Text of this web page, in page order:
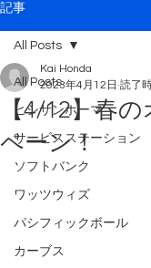
記事
All Posts
ヒシサンホーマ
サービスステーション
ソフトバンク
ワッツウィズ
パシフィックボール
カーブス
All Posts
【4/12】春
ペーン！
Kai Honda
2023年4月12日 読了